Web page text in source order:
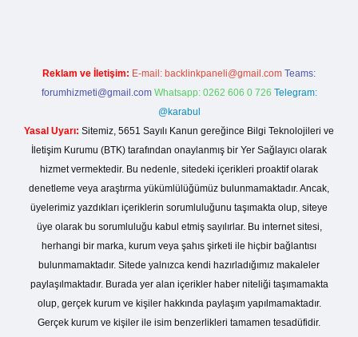
Reklam ve İletişim: E-mail: backlinkpaneli@gmail.com Teams:
forumhizmeti@gmail.com Whatsapp: 0262 606 0 726 Telegram:
@karabul
Yasal Uyarı: Sitemiz, 5651 Sayılı Kanun gereğince Bilgi Teknolojileri ve
İletişim Kurumu (BTK) tarafından onaylanmış bir Yer Sağlayıcı olarak
hizmet vermektedir. Bu nedenle, sitedeki içerikleri proaktif olarak
denetleme veya araştırma yükümlülüğümüz bulunmamaktadır. Ancak,
üyelerimiz yazdıkları içeriklerin sorumluluğunu taşımakta olup, siteye
üye olarak bu sorumluluğu kabul etmiş sayılırlar. Bu internet sitesi,
herhangi bir marka, kurum veya şahıs şirketi ile hiçbir bağlantısı
bulunmamaktadır. Sitede yalnızca kendi hazırladığımız makaleler
paylaşılmaktadır. Burada yer alan içerikler haber niteliği taşımamakta
olup, gerçek kurum ve kişiler hakkında paylaşım yapılmamaktadır.
Gerçek kurum ve kişiler ile isim benzerlikleri tamamen tesadüfidir.